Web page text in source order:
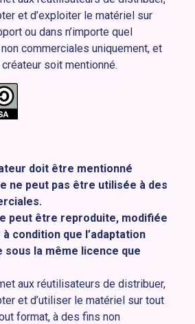
et d’exploiter le matériel sur
ou dans n’importe quel
commerciales uniquement, et
soit mentionné.
doit être mentionné
ne peut pas être utilisée à des
peut être reproduite, modifiée
condition que l’adaptation
sous la même licence que
aux réutilisateurs de distribuer,
et d’utiliser le matériel sur tout
format, à des fins non